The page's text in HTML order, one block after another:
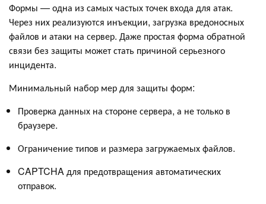
Формы — одна из самых частых точек входа для атак.
Через них реализуются инъекции, загрузка вредоносных
файлов и атаки на сервер. Даже простая форма обратной
связи без защиты может стать причиной серьезного
инцидента.
Минимальный набор мер для защиты форм:
Проверка данных на стороне сервера, а не только в
браузере.
Ограничение типов и размера загружаемых файлов.
CAPTCHA для предотвращения автоматических
отправок.